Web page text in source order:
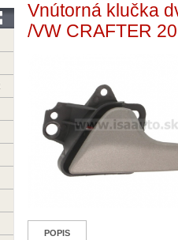
Vnútorná klučka
/VW CRAFTER
POPIS